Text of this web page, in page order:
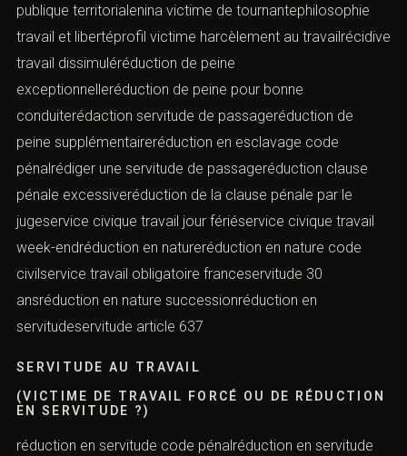
publique territorialenina victime de tournantephilosophie
travail et libertéprofil victime harcèlement au travailrécidive
travail dissimuléréduction de peine
exceptionnelleréduction de peine pour bonne
conduiterédaction servitude de passageréduction de
peine supplémentaireréduction en esclavage code
pénalrédiger une servitude de passageréduction clause
pénale excessiveréduction de la clause pénale par le
jugeservice civique travail jour fériéservice civique travail
week-endréduction en natureréduction en nature code
civilservice travail obligatoire franceservitude 30
ansréduction en nature successionréduction en
servitudeservitude article 637
SERVITUDE AU TRAVAIL
(VICTIME DE TRAVAIL FORCÉ OU DE RÉDUCTION
EN SERVITUDE ?)
réduction en servitude code pénalréduction en servitude